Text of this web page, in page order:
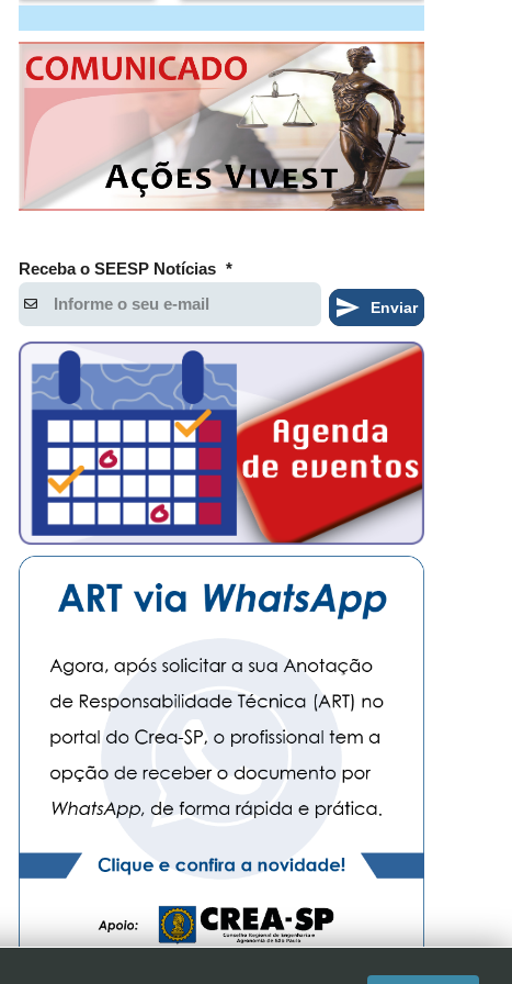
Receba o SEESP Notícias *
Enviar